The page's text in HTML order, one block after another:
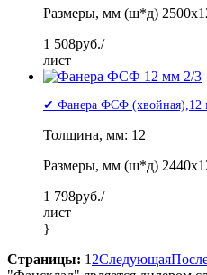
Размеры, мм (ш*д)
1 508руб./
лист
✔ Фанера ФСФ
Толщина, мм: 12
Размеры, мм (ш*д)
1 798руб./
лист
}
Страницы: 1 2Следующая